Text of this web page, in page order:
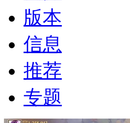
版本
信息
推荐
专题